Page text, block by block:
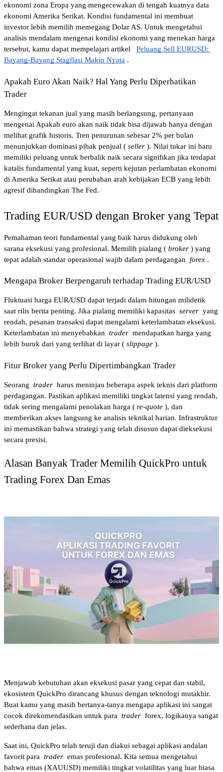
ekonomi zona Eropa yang mengecewakan di tengah kuatnya data
ekonomi Amerika Serikat. Kondisi fundamental ini membuat
investor lebih memilih memegang Dolar AS. Untuk mengetahui
analisis mendalam mengenai kondisi ekonomi yang menekan harga
tersebut, kamu dapat mempelajari artikel
Peluang Sell EURUSD:
Bayang-Bayang Stagflasi Makin Nyata .
Apakah Euro Akan Naik? Hal Yang Perlu Diperhatikan
Trader
Mengingat tekanan jual yang masih berlangsung, pertanyaan
mengenai Apakah euro akan naik tidak bisa dijawab hanya dengan
melihat grafik historis. Tren penurunan sebesar 2% per bulan
menunjukkan dominasi pihak penjual ( seller ). Nilai tukar ini baru
memiliki peluang untuk berbalik naik secara signifikan jika terdapat
katalis fundamental yang kuat, seperti kejutan perlambatan ekonomi
di Amerika Serikat atau perubahan arah kebijakan ECB yang lebih
agresif dibandingkan The Fed.
Trading EUR/USD dengan Broker yang Tepat
Pemahaman teori fundamental yang baik harus didukung oleh
sarana eksekusi yang profesional. Memilih pialang ( broker ) yang
tepat adalah standar operasional wajib dalam perdagangan forex .
Mengapa Broker Berpengaruh terhadap Trading EUR/USD
Fluktuasi harga EUR/USD dapat terjadi dalam hitungan milidetik
saat rilis berita penting. Jika pialang memiliki kapasitas server yang
rendah, pesanan transaksi dapat mengalami keterlambatan eksekusi.
Keterlambatan ini menyebabkan trader mendapatkan harga yang
lebih buruk dari yang terlihat di layar ( slippage ).
Fitur Broker yang Perlu Dipertimbangkan Trader
Seorang trader harus meninjau beberapa aspek teknis dari platform
perdagangan. Pastikan aplikasi memiliki tingkat latensi yang rendah,
tidak sering mengalami penolakan harga ( re-quote ), dan
memberikan akses langsung ke analisis teknikal harian. Infrastruktur
ini memastikan bahwa strategi yang telah disusun dapat dieksekusi
secara presisi.
Alasan Banyak Trader Memilih QuickPro untuk
Trading Forex Dan Emas
Menjawab kebutuhan akan eksekusi pasar yang cepat dan stabil,
ekosistem QuickPro dirancang khusus dengan teknologi mutakhir.
Buat kamu yang masih bertanya-tanya mengapa aplikasi ini sangat
cocok direkomendasikan untuk para trader forex, logikanya sangat
sederhana dan jelas.
Saat ini, QuickPro telah teruji dan diakui sebagai aplikasi andalan
favorit para trader emas profesional. Kita semua mengetahui
bahwa emas (XAUUSD) memiliki tingkat volatilitas yang luar biasa